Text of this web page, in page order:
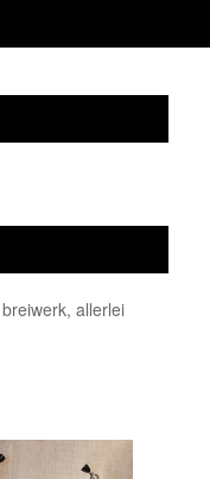
allerlei